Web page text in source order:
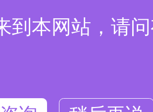
到本网站，请